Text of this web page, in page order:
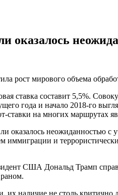
оказалось
рост мирового объема
ставка составит 5,5%.
года и начало 2018-го
на многих маршрутах
оказалось неожиданностью
и
США Дональд Трамп
наличие не столь